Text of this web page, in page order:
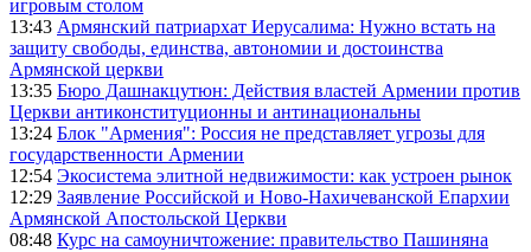
игровым столом
13:43 Армянский патриархат Иерусалима: Нужно встать на
защиту свободы, единства, автономии и достоинства
Армянской церкви
13:35 Бюро Дашнакцутюн: Действия властей Армении против
Церкви антиконституционны и антинациональны
13:24 Блок "Армения": Россия не представляет угрозы для
государственности Армении
12:54 Экосистема элитной недвижимости: как устроен рынок
12:29 Заявление Российской и Ново-Нахичеванской Епархии
Армянской Апостольской Церкви
08:48 Курс на самоуничтожение: правительство Пашиняна